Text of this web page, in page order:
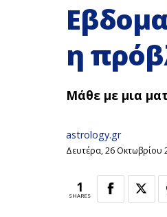
η
Μάθε με μια
astrology.gr
Δευτέρα, 26 Οκτωβρίου
1
SHARES